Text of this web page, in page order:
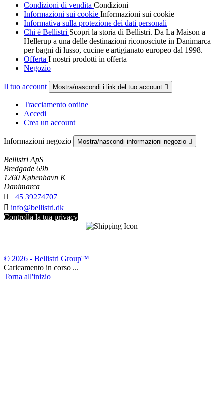
Condizioni di vendita Condizioni
Informazioni sui cookie Informazioni sui cookie
Informativa sulla protezione dei dati personali
Chi è Bellistri Scopri la storia di Bellistri. Da La Maison a
Hellerup a una delle destinazioni riconosciute in Danimarca
per bagni di lusso, cucine e artigianato europeo dal 1998.
Offerta I nostri prodotti in offerta
Negozio
Il tuo account Mostra/nascondi i link del tuo account 
Tracciamento ordine
Accedi
Crea un account
Informazioni negozio Mostra/nascondi informazioni negozio 
Bellistri ApS
Bredgade 69b
1260 København K
Danimarca
 +45 39274707
 info@bellistri.dk
Controlla la tua privacy
© 2026 - Bellistri Group™
Caricamento in corso ...
Torna all'inizio